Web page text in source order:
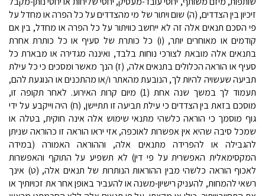
זיכיון בין הצדדים, (ה) שום ויתור של מי מהצדדים על כל הפרה או מחדל על
פי הסכם תנאים אלה זה לא ייחשב כוויתור על כל הפרה או מחדל, בין אם
קודמים או מאוחרים יותר, (ו) כל כותרת של סעיף או כל כותרת אחרת
בתנאים אלה מובאת לצורכי נוחות בלבד, ואיננה מגדירה או מבארת כל
סעיף או הוראה הכלולים בתנאים אלה, (ז) הנך מאשר ומסכים כי כל עילת
תביעה שעשויה להיות לך, הנובעת מהאתר ו/או מהתכנים או הנוגעת להם,
תעמוד לך במשך שנה אחת (1) מיום קרות האירוע
. לאחר תקופה זו,
מוסכם בזאת בין הצדדים כי עילת תביעה זו תתיישן, (ח) היה וייקבע על ידי
גוף מוסמך כי הוראה כלשהי מתנאי שימוש אלה אינה חוקית, בטלה או
שמכל סיבה שהיא אין אפשרות לאוכפה, אזי יראו הוראה זו כהוראה שניתן
להגבילה או להפרידה מתנאים אלה, וההוראה האמורה (במידה
המקסימאלית האפשרית על פי דין) לא תשפיע על התוקף והאפשרות
לאכוף הוראה כלשהי מבין ההוראות הנותרות של תנאים אלה, (ט) אינך
רשאי להמחות, להעניק רישיון-משנה או להעביר באופן אחר את זכויותיך או